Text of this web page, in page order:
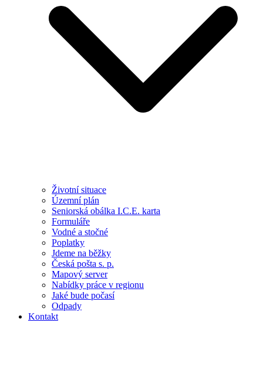
Životní situace
Územní plán
Seniorská obálka I.C.E. karta
Formuláře
Vodné a stočné
Poplatky
Jdeme na běžky
Česká pošta s. p.
Mapový server
Nabídky práce v regionu
Jaké bude počasí
Odpady
Kontakt